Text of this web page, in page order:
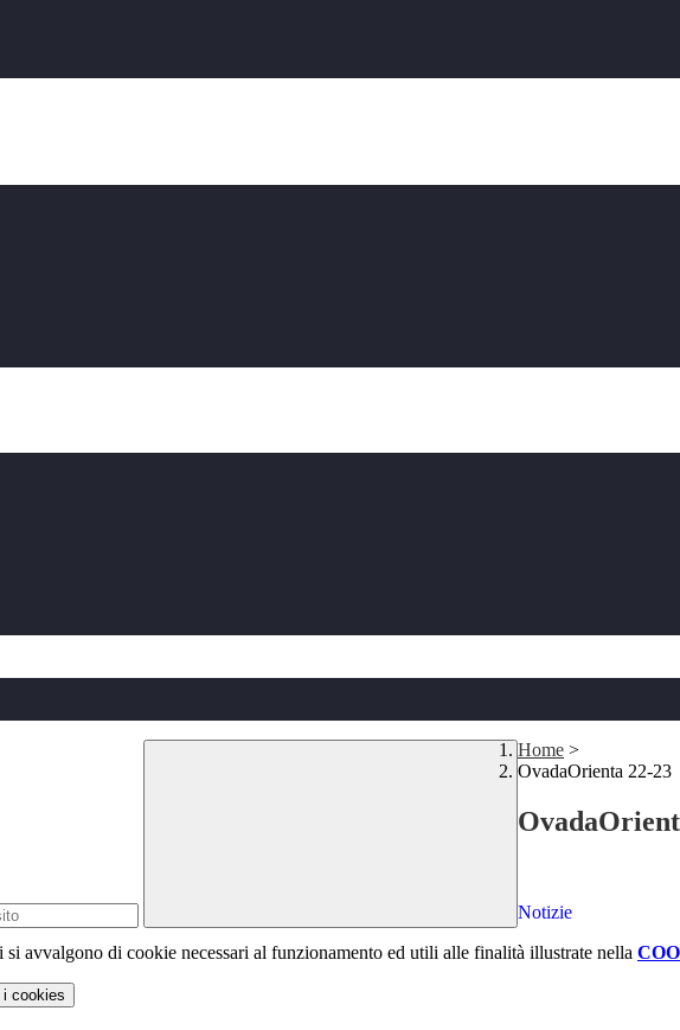
Home >
OvadaOrienta 22-23
Notizie
avvalgono di cookie necessari al funzionamento ed utili alle finalità illustrate nella
i cookies